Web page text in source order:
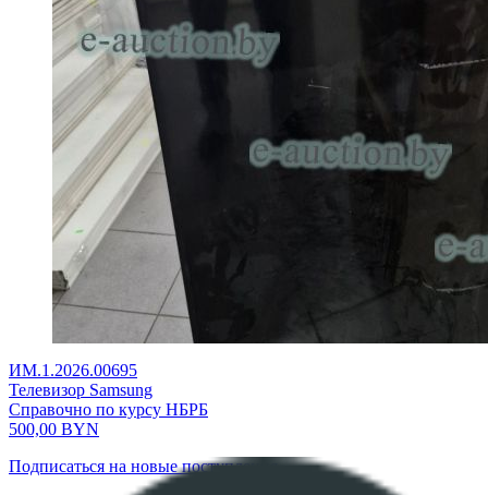
ИМ.1.2026.00695
Телевизор Samsung
Справочно по курсу НБРБ
500,00 BYN
Подписаться на новые поступления